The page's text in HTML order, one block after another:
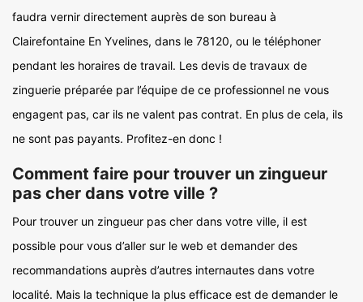
faudra vernir directement auprès de son bureau à
Clairefontaine En Yvelines, dans le 78120, ou le téléphoner
pendant les horaires de travail. Les devis de travaux de
zinguerie préparée par l’équipe de ce professionnel ne vous
engagent pas, car ils ne valent pas contrat. En plus de cela, ils
ne sont pas payants. Profitez-en donc !
Comment faire pour trouver un zingueur
pas cher dans votre ville ?
Pour trouver un zingueur pas cher dans votre ville, il est
possible pour vous d’aller sur le web et demander des
recommandations auprès d’autres internautes dans votre
localité. Mais la technique la plus efficace est de demander le